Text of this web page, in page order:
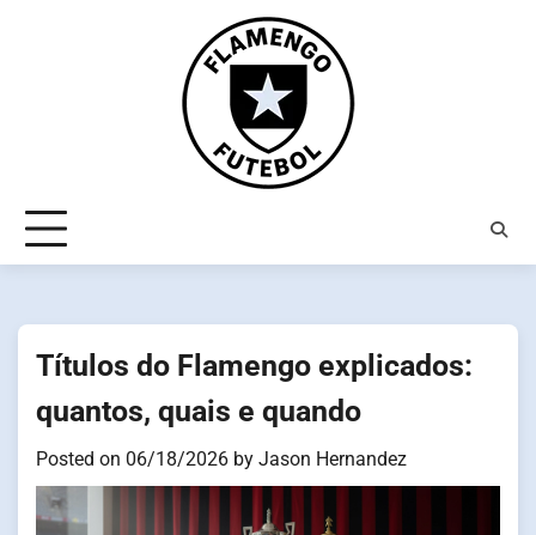
Títulos do Flamengo explicados:
quantos, quais e quando
Posted on 06/18/2026 by Jason Hernandez